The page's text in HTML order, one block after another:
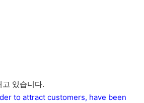
있습니다.
to attract customers, have been